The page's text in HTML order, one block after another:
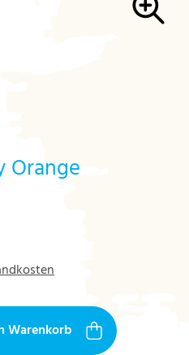
Orange
gewünschten Wert
Warenkorb